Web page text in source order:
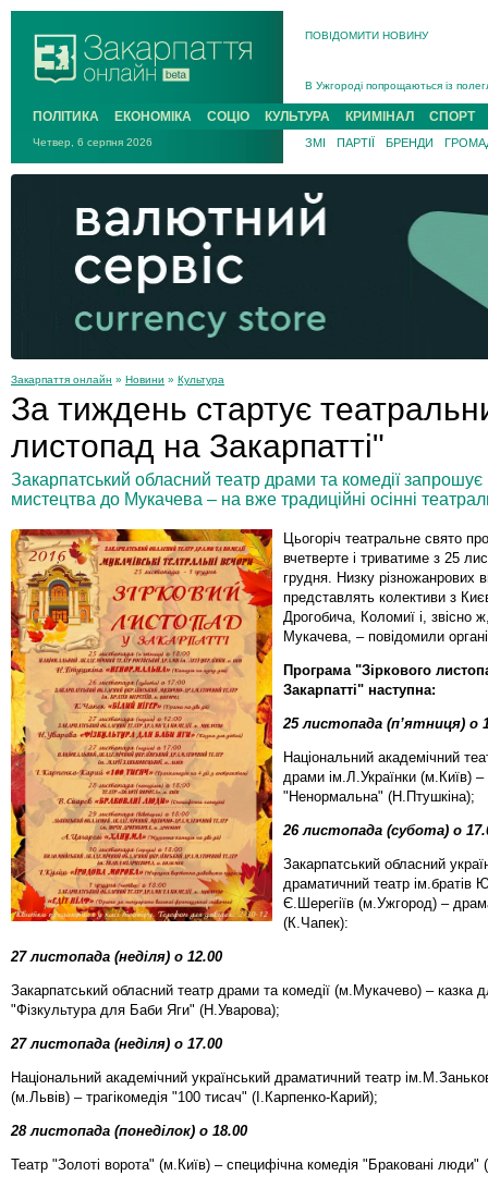
ПОВІДОМИТИ НОВИНУ
В Ужгороді попрощаються із
В Ужгороді 5 серпня
Підтвердили загибель
На війні з рф поліг військовий з
На Хустщині внаслідок ДТП за
Інструктора районного ТЦК на
ПОЛІТИКА ЕКОНОМІКА СОЦІО КУЛЬТУРА КРИМІНАЛ СПОРТ
Четвер, 6 серпня 2026 ЗМІ ПАРТІЇ БРЕНДИ
Закарпаття онлайн » Новини » Культура
За тиждень стартує
листопад на Закарпатті"
Закарпатський обласний театр драми та комедії запрошує
мистецтва до Мукачева – на вже традиційні осінні
Цьогоріч театральне свято
вчетверте і триватиме з 25
грудня. Низку різножанрових
представлять колективи з
Дрогобича, Коломиї і, звісно
Мукачева, – повідомили
Програма "Зіркового
Закарпатті" наступна:
25 листопада (п’ятниця) о
Національний академічний
драми ім.Л.Українки (м.Київ) –
"Ненормальна" (Н.Птушкіна);
26 листопада (субота) о
Закарпатський обласний
драматичний театр ім.братів
Є.Шерегіїв (м.Ужгород) –
(К.Чапек):
27 листопада (неділя) о 12.00
Закарпатський обласний театр драми та комедії (м.Мукачево) – казка
"Фізкультура для Баби Яги" (Н.Уварова);
27 листопада (неділя) о 17.00
Національний академічний український драматичний театр
(м.Львів) – трагікомедія "100 тисач" (І.Карпенко-Карий);
28 листопада (понеділок) о 18.00
Театр "Золоті ворота" (м.Київ) – специфічна комедія "Браковані люди"